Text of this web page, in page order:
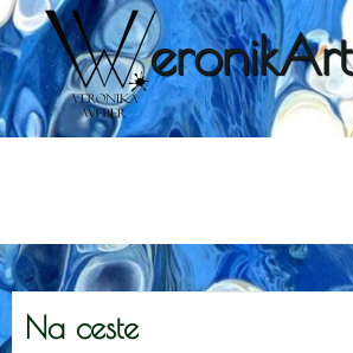
eronikArt
Na ceste